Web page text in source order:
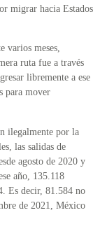
migrar hacia Estados
varios meses,
ruta fue a través
libremente a ese
para mover
ilegalmente por la
las salidas de
agosto de 2020 y
año, 135.118
Es decir, 81.584 no
de 2021, México